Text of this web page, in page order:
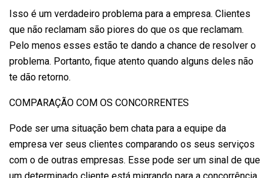
Isso é um verdadeiro problema para a empresa. Clientes
que não reclamam são piores do que os que reclamam.
Pelo menos esses estão te dando a chance de resolver o
problema. Portanto, fique atento quando alguns deles não
te dão retorno.
COMPARAÇÃO COM OS CONCORRENTES
Pode ser uma situação bem chata para a equipe da
empresa ver seus clientes comparando os seus serviços
com o de outras empresas. Esse pode ser um sinal de que